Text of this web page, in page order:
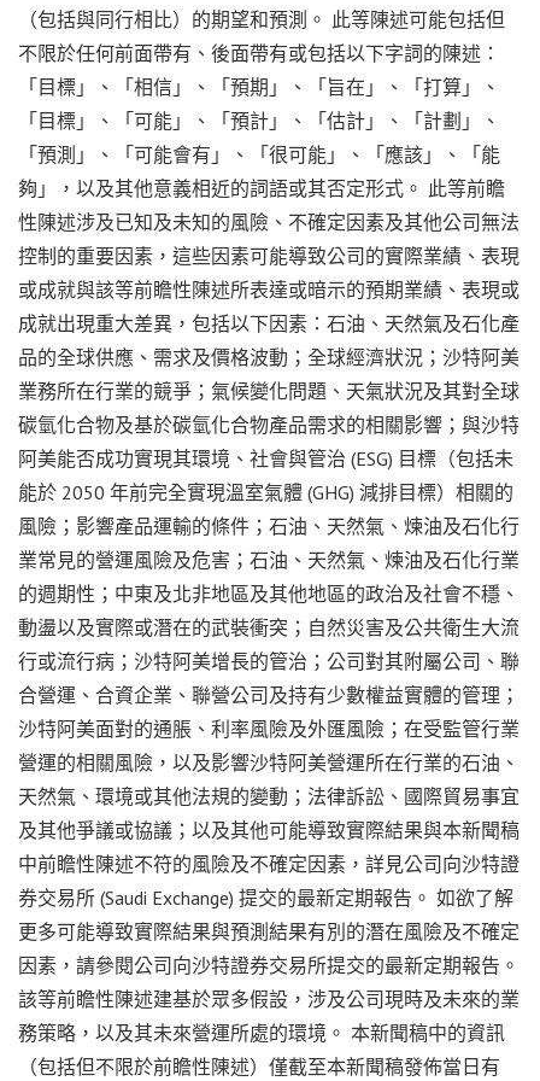
（包括與同行相比）的期望和預測。 此等陳述可能包括但
不限於任何前面帶有、後面帶有或包括以下字詞的陳述：
「目標」、「相信」、「預期」、「旨在」、「打算」、
「目標」、「可能」、「預計」、「估計」、「計劃」、
「預測」、「可能會有」、「很可能」、「應該」、「能
夠」，以及其他意義相近的詞語或其否定形式。 此等前瞻
性陳述涉及已知及未知的風險、不確定因素及其他公司無法
控制的重要因素，這些因素可能導致公司的實際業績、表現
或成就與該等前瞻性陳述所表達或暗示的預期業績、表現或
成就出現重大差異，包括以下因素：石油、天然氣及石化產
品的全球供應、需求及價格波動；全球經濟狀況；沙特阿美
業務所在行業的競爭；氣候變化問題、天氣狀況及其對全球
碳氫化合物及基於碳氫化合物產品需求的相關影響；與沙特
阿美能否成功實現其環境、社會與管治 (ESG) 目標（包括未
能於 2050 年前完全實現溫室氣體 (GHG) 減排目標）相關的
風險；影響產品運輸的條件；石油、天然氣、煉油及石化行
業常見的營運風險及危害；石油、天然氣、煉油及石化行業
的週期性；中東及北非地區及其他地區的政治及社會不穩、
動盪以及實際或潛在的武裝衝突；自然災害及公共衛生大流
行或流行病；沙特阿美增長的管治；公司對其附屬公司、聯
合營運、合資企業、聯營公司及持有少數權益實體的管理；
沙特阿美面對的通脹、利率風險及外匯風險；在受監管行業
營運的相關風險，以及影響沙特阿美營運所在行業的石油、
天然氣、環境或其他法規的變動；法律訴訟、國際貿易事宜
及其他爭議或協議；以及其他可能導致實際結果與本新聞稿
中前瞻性陳述不符的風險及不確定因素，詳見公司向沙特證
券交易所 (Saudi Exchange) 提交的最新定期報告。 如欲了解
更多可能導致實際結果與預測結果有別的潛在風險及不確定
因素，請參閱公司向沙特證券交易所提交的最新定期報告。
該等前瞻性陳述建基於眾多假設，涉及公司現時及未來的業
務策略，以及其未來營運所處的環境。 本新聞稿中的資訊
（包括但不限於前瞻性陳述）僅截至本新聞稿發佈當日有